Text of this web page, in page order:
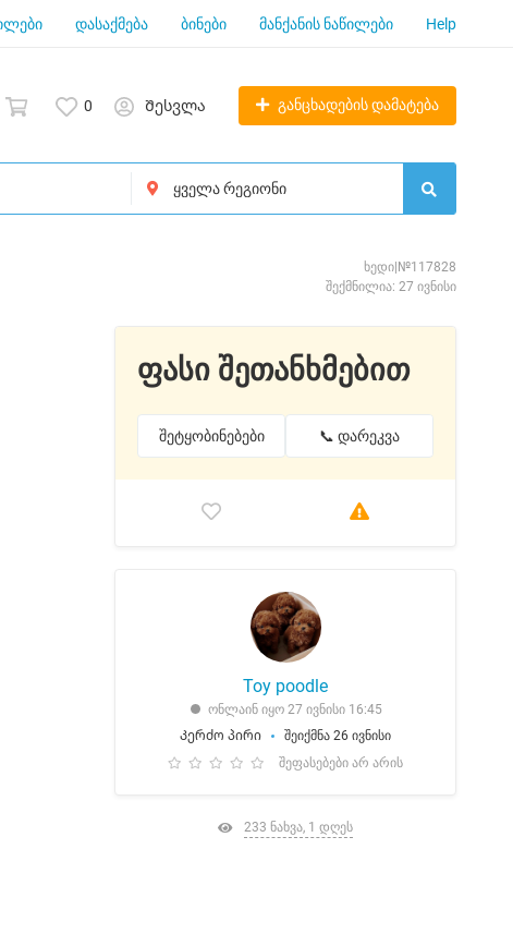
დასაქმება ბინები მანქანის ნაწილები Help
0 Შესვლა განცხადების დამატება
ხედი|№117828
შექმნილია: 27 ივნისი
ფასი შეთანხმებით
შეტყობინებები 📞 დარეკვა
Toy poodle
ონლაინ იყო 27 ივნისი 16:45
Კერძო პირი
შეიქმნა 26 ივნისი
შეფასებები არ არის
233 ნახვა, 1 დღეს